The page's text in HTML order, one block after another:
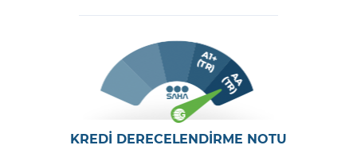
KREDİ DERECELENDİRME NOTU